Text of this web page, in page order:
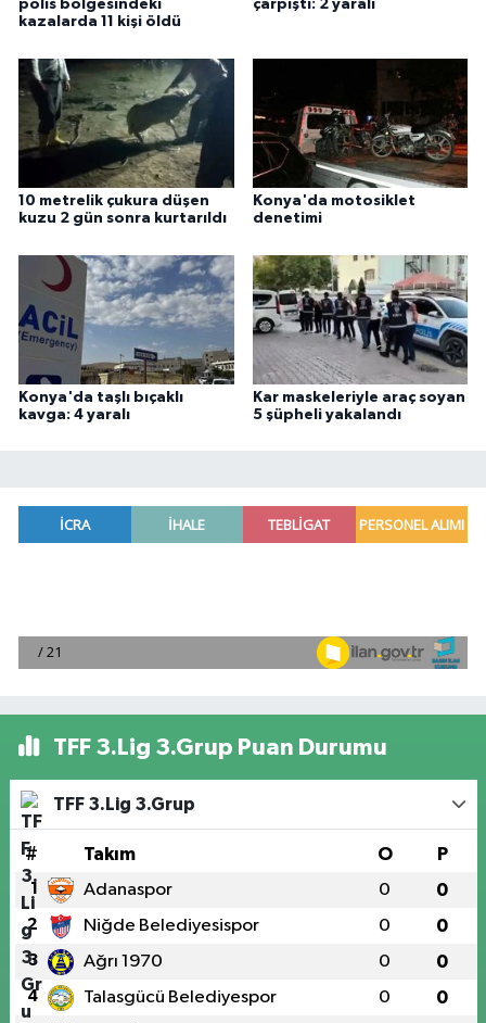
polis bölgesindeki
kazalarda 11 kişi öldü
çarpıştı: 2 yaralı
10 metrelik çukura düşen
kuzu 2 gün sonra kurtarıldı
Konya'da motosiklet
denetimi
Konya'da taşlı bıçaklı
kavga: 4 yaralı
Kar maskeleriyle araç soyan
5 şüpheli yakalandı
TFF 3.Lig 3.Grup Puan Durumu
TFF 3.Lig 3.Grup
# Takım O P
1 Adanaspor 0 0
2 Niğde Belediyesispor 0 0
3 Ağrı 1970 0 0
4 Talasgücü Belediyespor 0 0